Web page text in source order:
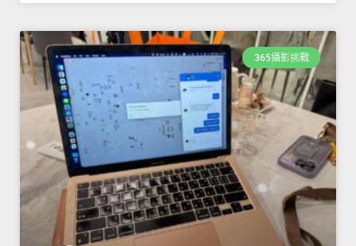
365攝影挑戰